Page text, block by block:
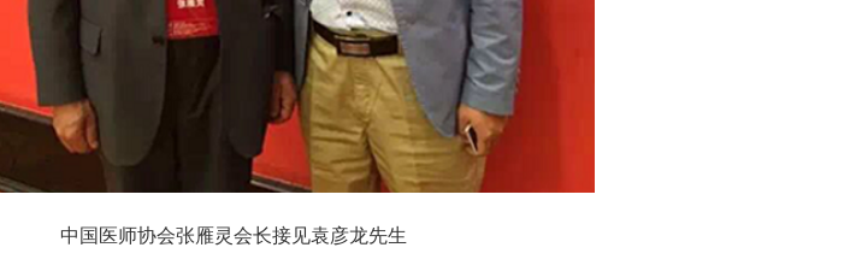
中国医师协会张雁灵会长接见袁彦龙先生